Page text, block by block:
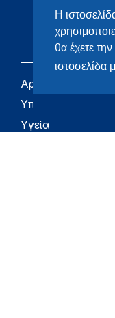
Η
θα έχετε
ιστοσελίδα
Αρχική
Υπουργείο
Υγεία